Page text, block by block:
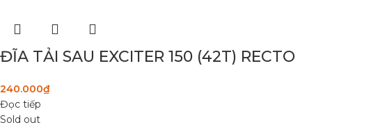
ĐĨA TẢI SAU EXCITER 150 (42T) RECTO
240.000₫
Đọc tiếp
Sold out